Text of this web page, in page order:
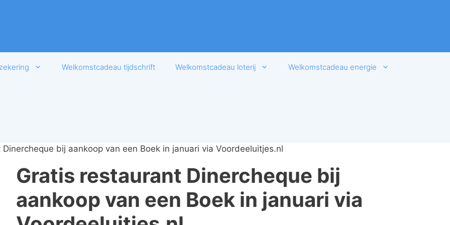
Welkomstcadeau tijdschrift Welkomstcadeau loterij Welkomstcadeau energie
bij aankoop van een Boek in januari via Voordeeluitjes.nl
Gratis restaurant Dinercheque bij
aankoop van een Boek in januari via